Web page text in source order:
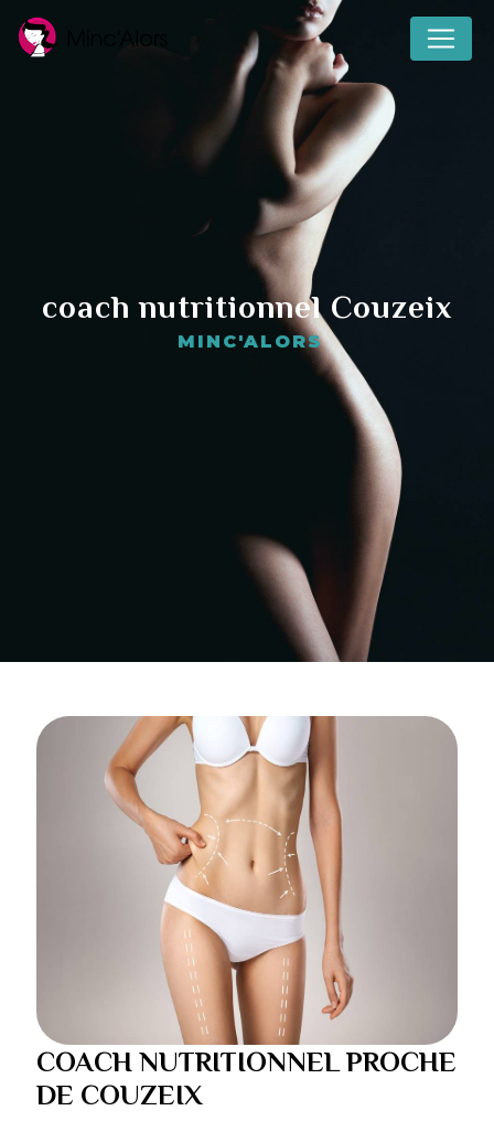
coach nutritionnel Couzeix
MINC'ALORS
COACH NUTRITIONNEL PROCHE
DE COUZEIX
Panneau de gestion des cookies